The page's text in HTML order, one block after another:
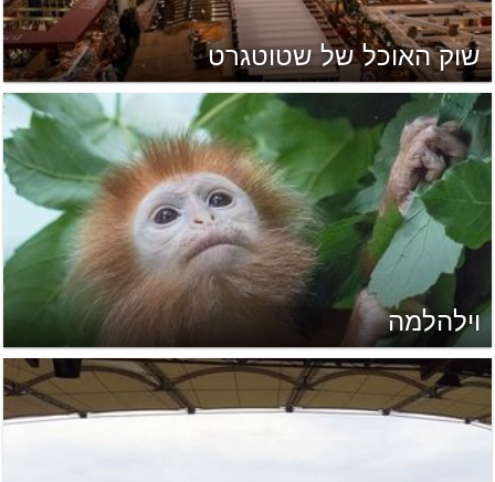
שוק האוכל של שטוטגרט
וילהלמה